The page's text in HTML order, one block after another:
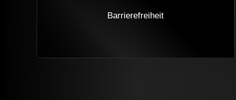
Barrierefreiheit